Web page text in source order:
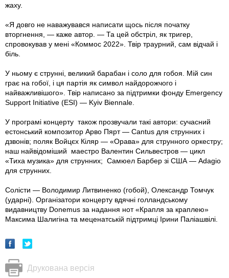
жаху.
«Я довго не наважувався написати щось після початку
вторгнення, — каже автор. — Та цей обстріл, як тригер,
спровокував у мені «Коммос 2022». Твір траурний, сам відчай і
біль.
У ньому є струнні, великий барабан і соло для гобоя. Мій син
грає на гобої, і ця партія як символ найдорожчого і
найважливішого». Твір написано за підтримки фонду Emergency
Support Initiative (ESI) — Kyiv Biennale.
У програмі концерту також прозвучали такі автори: сучасний
естонський композитор Арво Пярт — Cantus для струнних і
дзвонів; поляк Войцєх Кіляр — «Орава» для струнного оркестру;
наш найвідоміший маестро Валентин Сильвестров — цикл
«Тиха музика» для струнних; Самюел Барбер зі США — Adagio
для струнних.
Солісти — Володимир Литвиненко (гобой), Олександр Томчук
(ударні). Організатори концерту вдячні голландському
видавництву Donemus за надання нот «Крапля за краплею»
Максима Шалигіна та меценатській підтримці Ірини Паліашвілі.
Друкована версія